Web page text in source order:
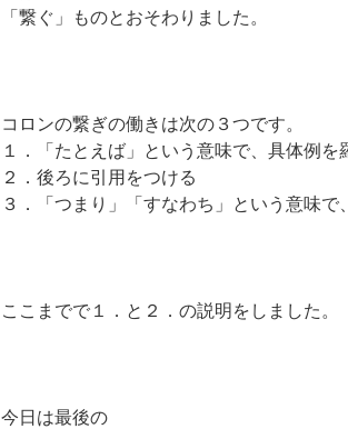
「繋ぐ」ものとおそわりました。
コロンの繋ぎの働きは次の３つです。
１．「たとえば」という意味で、具体例を
２．後ろに引用をつける
３．「つまり」「すなわち」という意味で
ここまでで１．と２．の説明をしました。
今日は最後の